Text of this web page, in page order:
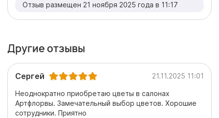
Отзыв размещен 21 ноября 2025 года в 11:17
Другие отзывы
Сергей 21.11.2025 11:01
Неоднократно приобретаю цветы в салонах
Артфлорвы. Замечательный выбор цветов. Хорошие
сотрудники. Приятно